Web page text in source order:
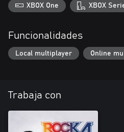
XBOX One XBOX
Funcionalidades
Local multiplayer Online
Trabaja con